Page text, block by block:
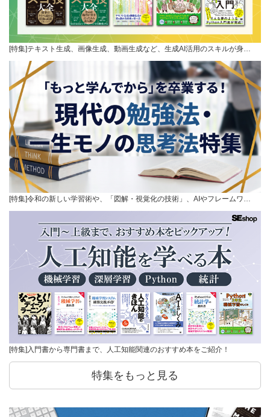
[特集]テキスト生成、画像生成、動画生成など、生成AI活用のスキルが身…
[特集]令和の新しい学習術や、「図解・視覚化の技術」、AIやフレームワ…
[特集]入門書から専門書まで、人工知能関連のおすすめ本をご紹介！
特集をもっと見る